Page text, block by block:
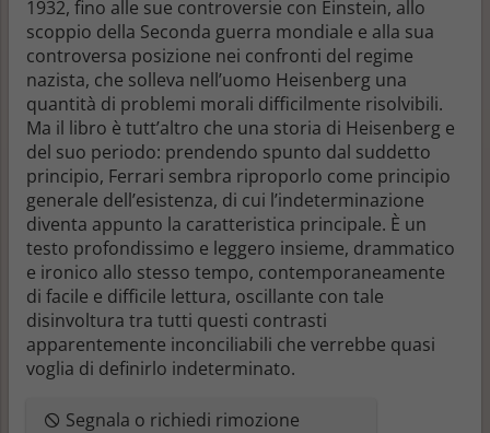
1932, fino alle sue controversie con Einstein, allo
scoppio della Seconda guerra mondiale e alla sua
controversa posizione nei confronti del regime
nazista, che solleva nell’uomo Heisenberg una
quantità di problemi morali difficilmente risolvibili.
Ma il libro è tutt’altro che una storia di Heisenberg e
del suo periodo: prendendo spunto dal suddetto
principio, Ferrari sembra riproporlo come principio
generale dell’esistenza, di cui l’indeterminazione
diventa appunto la caratteristica principale. È un
testo profondissimo e leggero insieme, drammatico
e ironico allo stesso tempo, contemporaneamente
di facile e difficile lettura, oscillante con tale
disinvoltura tra tutti questi contrasti
apparentemente inconciliabili che verrebbe quasi
voglia di definirlo indeterminato.
Segnala o richiedi rimozione